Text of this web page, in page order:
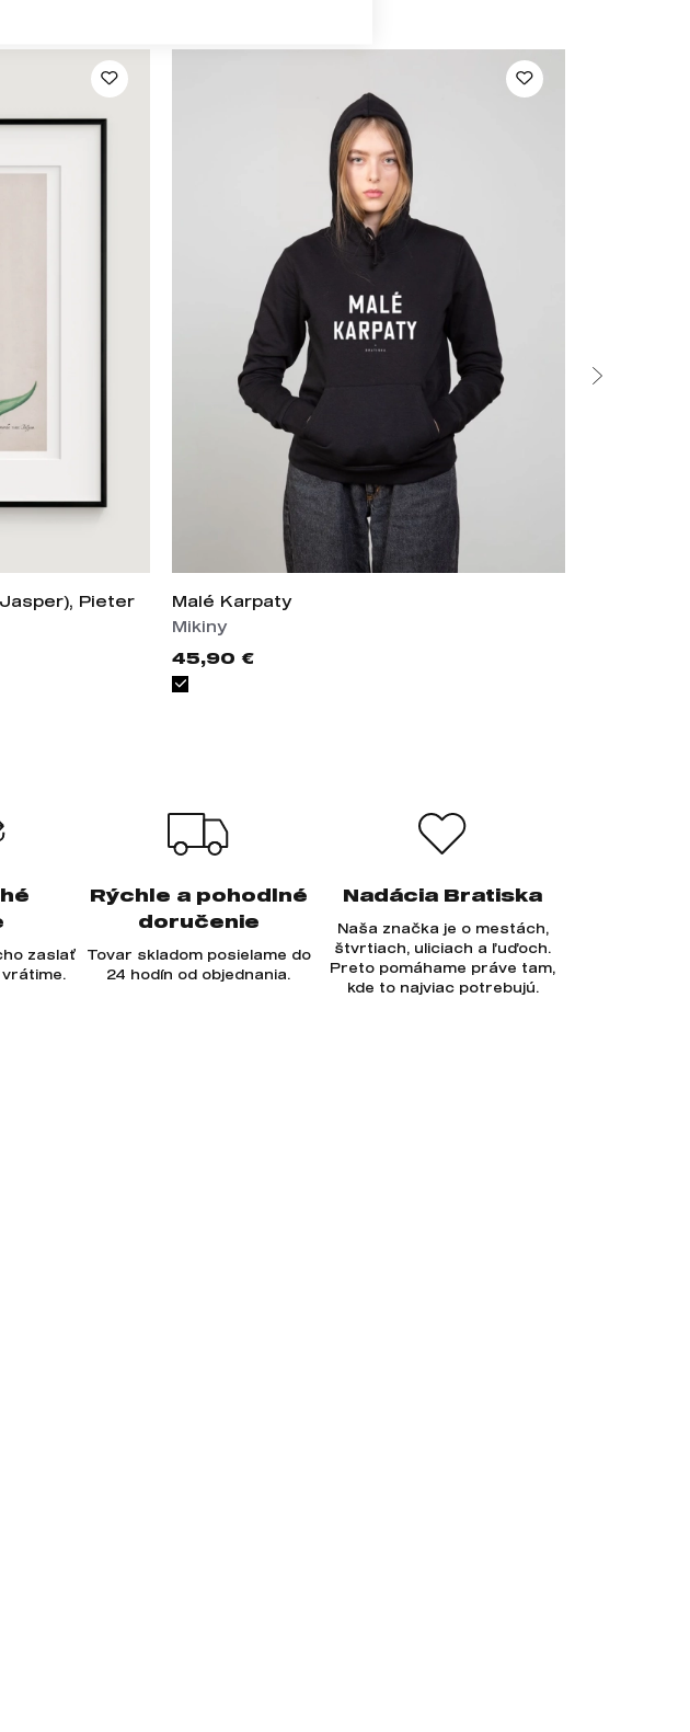
Pieter
Malé Karpaty
Mikiny
45,90 €
zaslať
Rýchle a pohodlné
doručenie
Tovar skladom posielame do
24 hodín od objednania.
Nadácia Bratiska
Naša značka je o mestách,
štvrtiach, uliciach a ľuďoch.
Preto pomáhame práve tam,
kde to najviac potrebujú.